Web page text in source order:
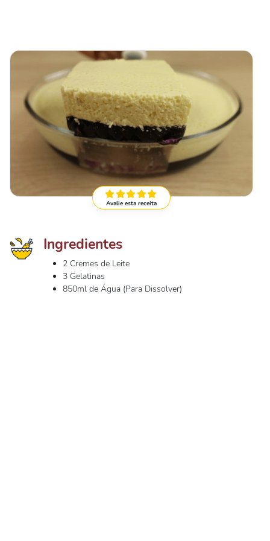
Avalie esta receita
Ingredientes
2 Cremes de Leite
3 Gelatinas
850ml de Água (Para Dissolver)